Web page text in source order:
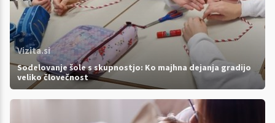
Vizita.si
Sodelovanje šole s skupnostjo: Ko majhna dejanja gradijo
veliko človečnost